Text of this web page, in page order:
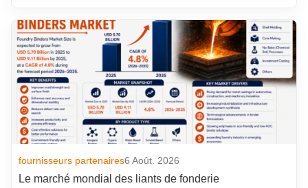
fournisseurs partenaires6 Août. 2026
Le marché mondial des liants de fonderie